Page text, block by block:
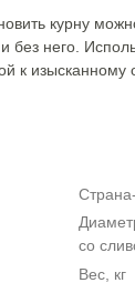
курну
него.
к
со
Вес, кг